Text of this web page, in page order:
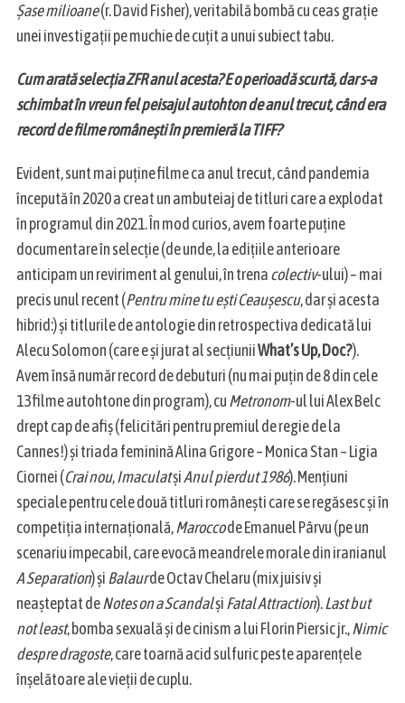
Șase milioane(r. David Fisher), veritabilă bombă cu ceas grație
unei investigații pe muchie de cuțit a unui subiect tabu.
Cum arată selecția ZFR anul acesta? E o perioadă scurtă, dar s-a
schimbat în vreun fel peisajul autohton de anul trecut, când era
record de filme românești în premieră la TIFF?
Evident, sunt mai puține filme ca anul trecut, când pandemia
începută în 2020 a creat un ambuteiaj de titluri care a explodat
în programul din 2021. În mod curios, avem foarte puține
documentare în selecție (de unde, la edițiile anterioare
anticipam un reviriment al genului, în trenacolectiv-ului) – mai
precis unul recent (Pentru mine tu ești Ceaușescu, dar și acesta
hibrid:) și titlurile de antologie din retrospectiva dedicată lui
Alecu Solomon (care e și jurat al secțiuniiWhat’s Up, Doc?).
Avem însă număr record de debuturi (nu mai puțin de 8 din cele
13 filme autohtone din program), cuMetronom-ul lui Alex Belc
drept cap de afiș (felicitări pentru premiul de regie de la
Cannes!) și triada feminină Alina Grigore – Monica Stan – Ligia
Ciornei (Crai nou,ImaculatșiAnul pierdut 1986). Mențiuni
speciale pentru cele două titluri românești care se regăsesc și în
competiția internațională,Maroccode Emanuel Pârvu (pe un
scenariu impecabil, care evocă meandrele morale din iranianul
A Separation) șiBalaurde Octav Chelaru (mix juisiv și
neașteptat deNotes on a ScandalșiFatal Attraction).Last but
not least, bomba sexuală și de cinism a lui Florin Piersic jr.,Nimic
despre dragoste, care toarnă acid sulfuric peste aparențele
înșelătoare ale vieții de cuplu.